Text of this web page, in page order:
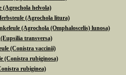
(Agrochola helvola)
(Agrochola litura)
(Agrochola (Omphaloscelis) lunosa)
transversa)
(Conistra vaccinii)
(Conistra rubiginosa)
rubiginea)